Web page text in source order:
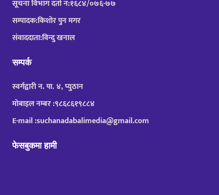
सूचना विभाग दर्ता न:१६८४/०७६-७७
सम्पादक:किशोर पुन मगर
संवाददाता:विन्दु खनाल
सम्पर्क
स्वर्गद्वारी न. पा. ४, प्युठान
मोबाइल नम्बर :९८६८६१९८८४
E-mail :suchanadabalimedia@gmail.com
फेसबुकमा हामी